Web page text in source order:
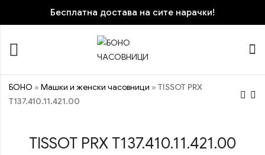
Бесплатна достава на сите нарачки!
БОНО » Машки и женски часовници » TISSOT PRX
T137.410.11.421.00
T137.210.11.041.00
34mm
TISSOT PRX T137.410.11.421.00